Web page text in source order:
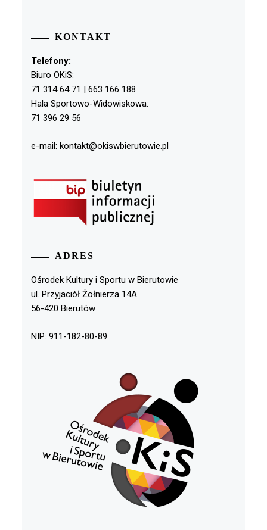
KONTAKT
Telefony:
Biuro OKiS:
71 314 64 71 | 663 166 188
Hala Sportowo-Widowiskowa:
71 396 29 56
e-mail: kontakt@okiswbierutowie.pl
ADRES
Ośrodek Kultury i Sportu w Bierutowie
ul. Przyjaciół Żołnierza 14A
56-420 Bierutów
NIP: 911-182-80-89